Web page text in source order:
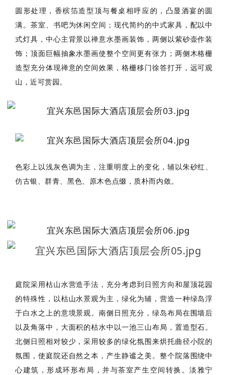
圆形处理，香槟箔造型顶与餐桌相呼应的，凸显酒宴的圆
满。 茶室、书吧为休闲空间； 现代简约的中式家具，配以中
式灯具，中心主背景以禅意水墨画装饰，两侧以紫砂壶作装
饰； 顶面巨幅抽象水墨画使整个空间更有张力； 两侧木格栅
造型充分体现禅意的空间效果，格栅移门徐答打开，远可观
山，近可赏园。
色彩上以浅灰色调为主，注重明度上的变化，辅以朱砂红、
仿古银、群青、黑色、原木色点缀，质朴而内敛。
庭院采用枯山水营造手法，充分考虑到日照方向和屋顶花园
的特殊性，以枯山水景观为主，绿化为辅，营造一种绿岛浮
于白水之上的意境景观。南侧日照充分，绿岛布局在围墙后
以及角落中，大面积的枯水中以一池三山布局，置造型石。
北侧日照相对较少，采用较多的绿化氛围来烘托曲径小院的
氛围，使庭院还自然之本，产生静谧之美。整个院落围绕中
心建筑，形成环形布局，并与茶室产生空间转换。淡雅宁